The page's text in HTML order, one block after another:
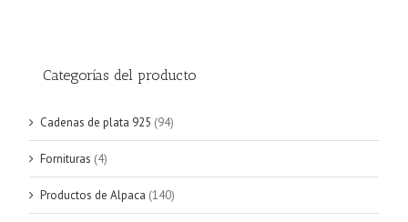
Categorías del producto
Cadenas de plata 925 (94)
Fornituras (4)
Productos de Alpaca (140)